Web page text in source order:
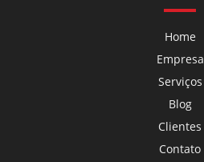
Home
Empresa
Serviços
Blog
Clientes
Contato